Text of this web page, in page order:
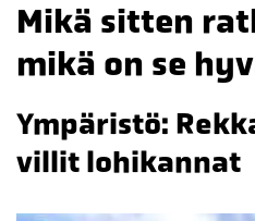
Mikä sitten
mikä on se
Ympäristö:
villit lohikannat